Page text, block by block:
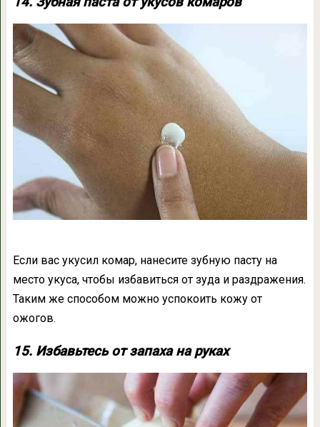
Если вас укусил комар, нанесите зубную пасту на
место укуса, чтобы избавиться от зуда и раздражения.
Таким же способом можно успокоить кожу от
ожогов.
15. Избавьтесь от запаха на руках